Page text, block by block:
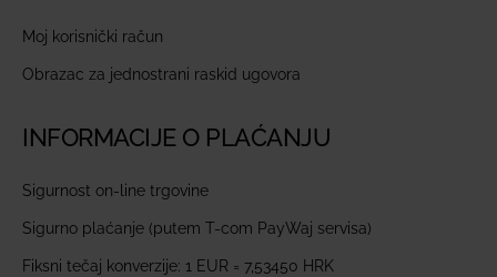
Moj korisnički račun
Obrazac za jednostrani raskid ugovora
INFORMACIJE O PLAĆANJU
Sigurnost on-line trgovine
Sigurno plaćanje (putem T-com PayWaj servisa)
Fiksni tečaj konverzije: 1 EUR = 7,53450 HRK